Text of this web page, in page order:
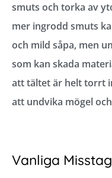
smuts och torka av
mer ingrodd smuts
och mild såpa, men
som kan skada
att tältet är helt torrt
att undvika mögel
Vanliga